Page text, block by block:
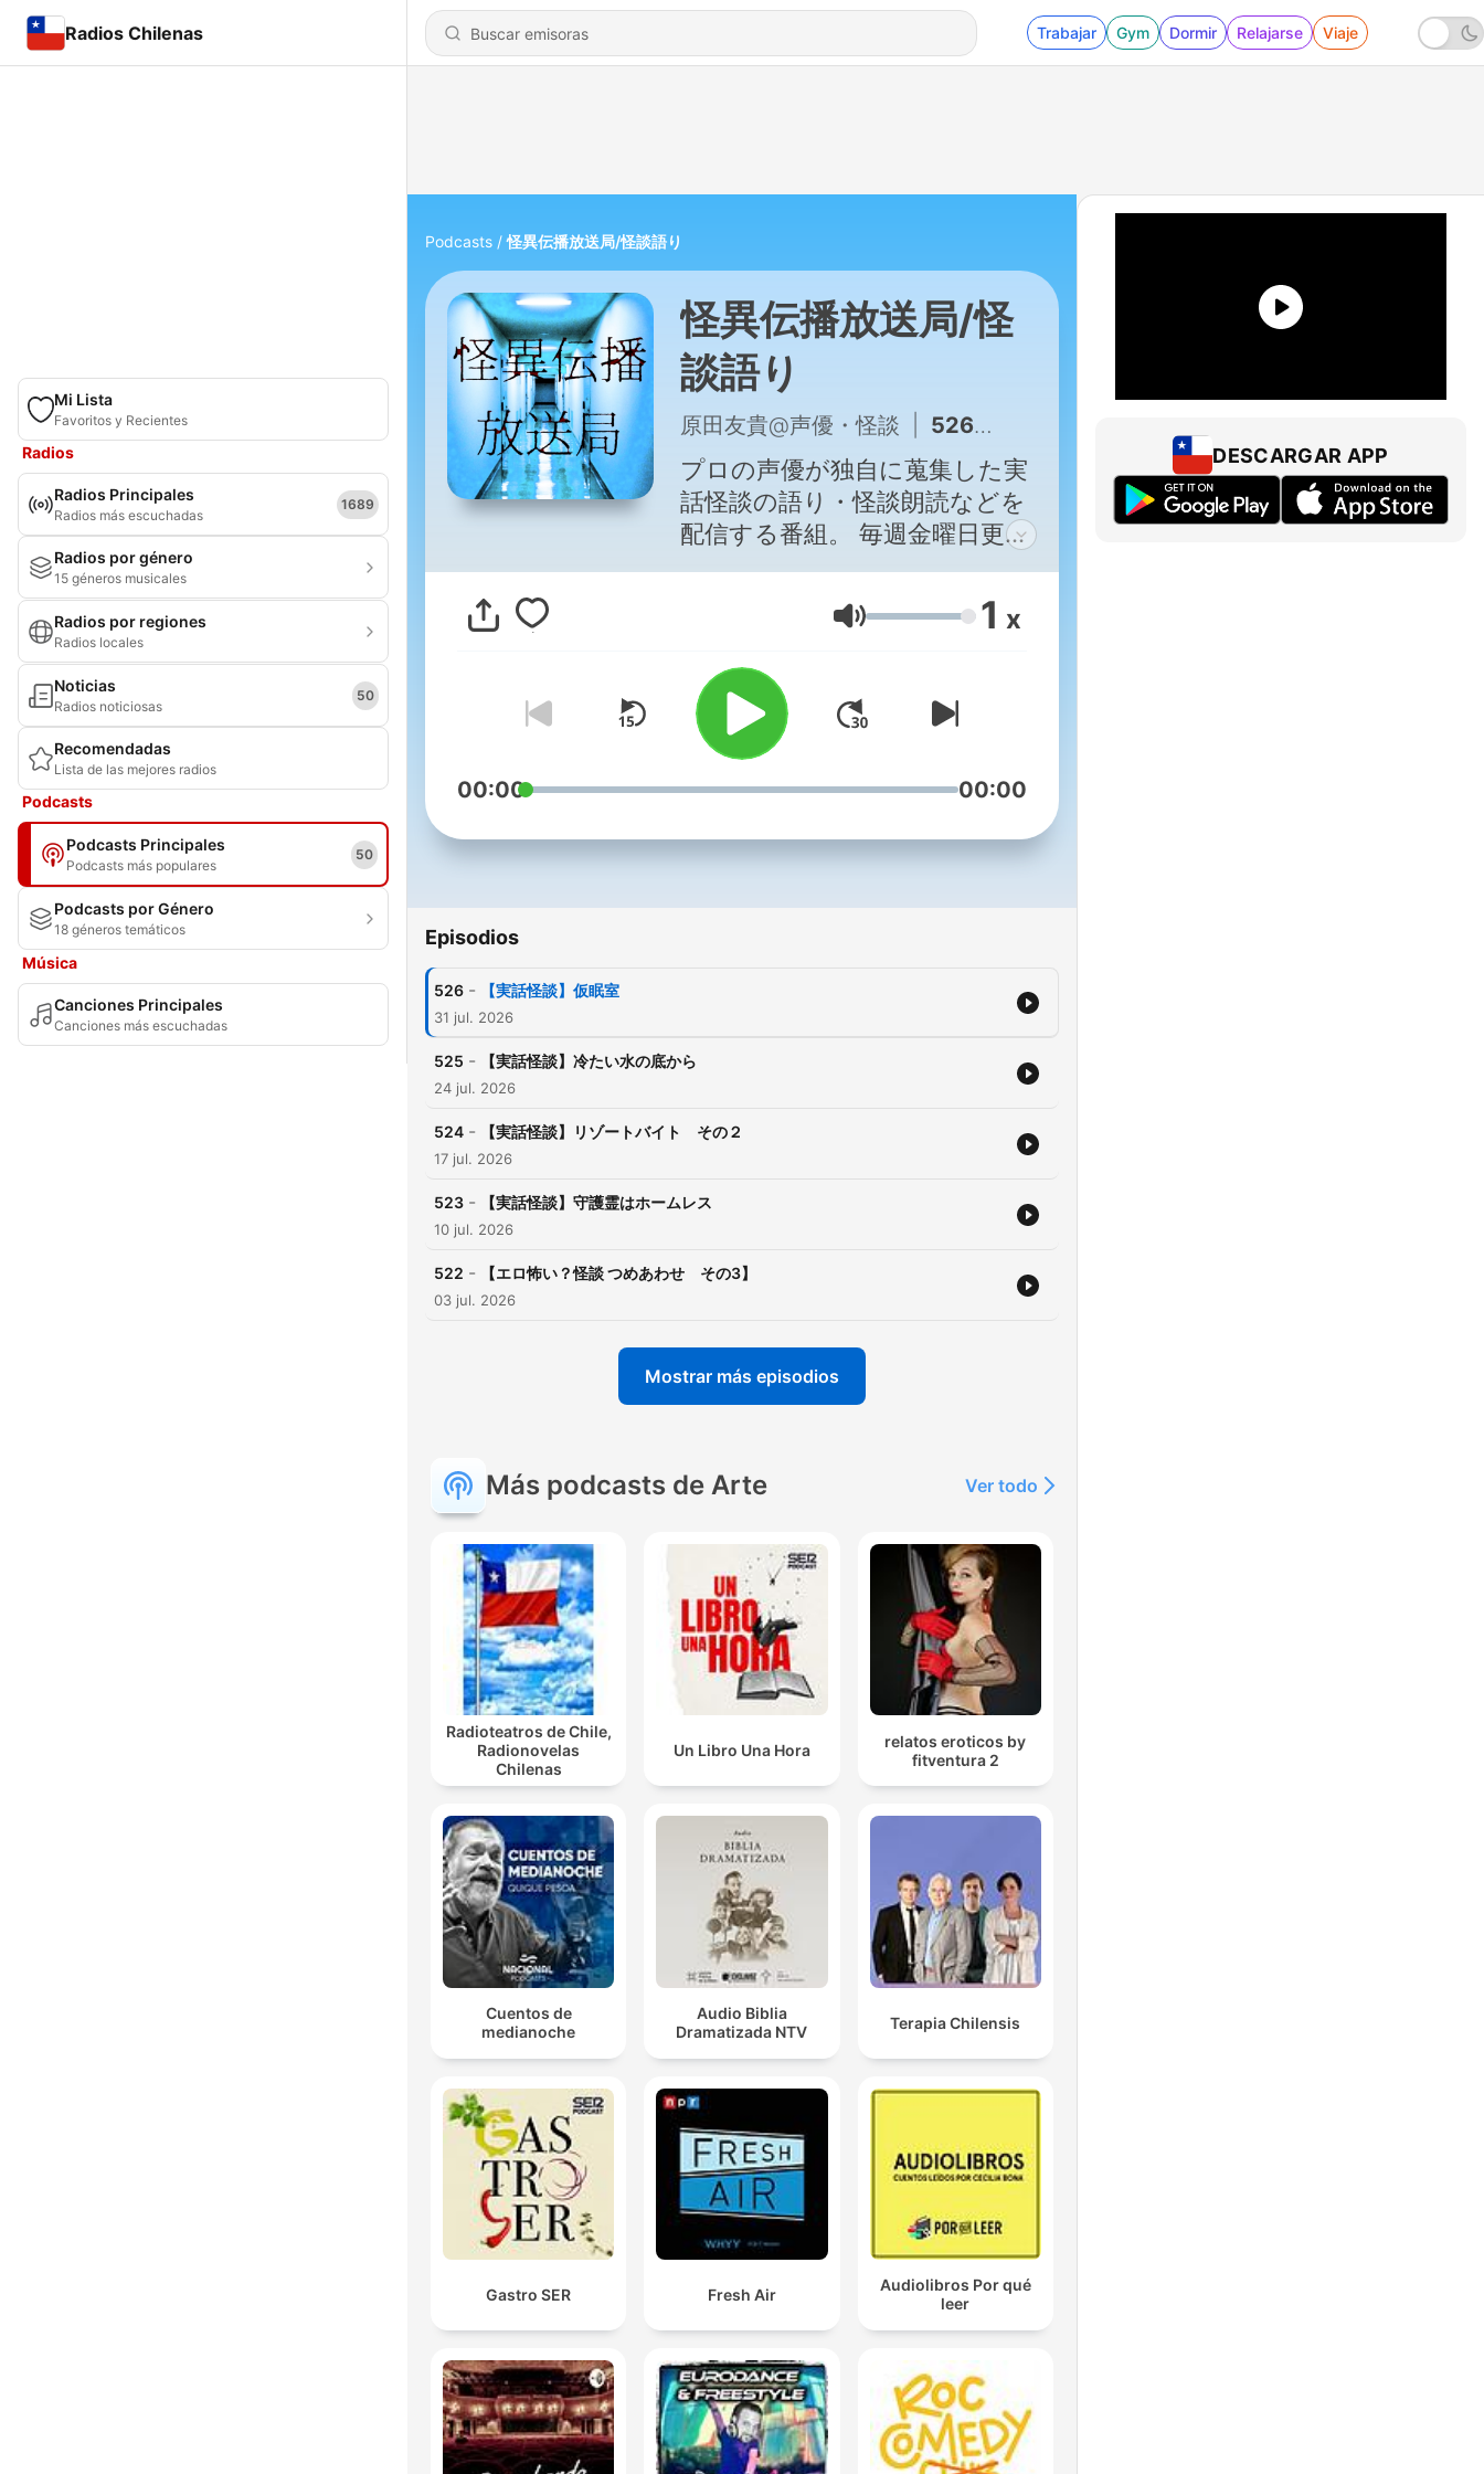
Radios Chilenas Trabajar Gym Dormir Relajarse Viaje
Mi Lista
Favoritos y Recientes
Radios
Radios Principales
Radios más escuchadas
1689
Radios por género
15 géneros musicales
Radios por regiones
Radios locales
Noticias
Radios noticiosas
50
Recomendadas
Lista de las mejores radios
Podcasts
Podcasts Principales
Podcasts más populares
50
Podcasts por Género
18 géneros temáticos
Música
Canciones Principales
Canciones más escuchadas
Podcasts 怪異伝播放送局/怪談語り
怪異伝播放送局/怪
談語り
原田友貴@声優・怪談 526 - 【実話怪談】仮眠室
プロの声優が独自に蒐集した実
話怪談の語り・怪談朗読などを
配信する番組。 毎週金曜日更新
予定。稀に月曜日も。 語り: 原
田友貴/歩サラ/渋谷ひめ/西口有
香/み〜こ/手塚りょうこ/榎津ま
お 他 お便りは
kaiidenpa@gmail.com まで！
Radiotalk・podcast・YouTube
などで配信中
https://www.youtube.com/channel/UCBG-
Twitter @kaiidenpa #怪談 #怖
ルト #声優 #怪談朗読 #心霊
Volumen 1 x
00:00 00:00
Episodios
526 - 【実話怪談】仮眠室
31 jul. 2026
525 - 【実話怪談】冷たい水の底から
24 jul. 2026
524 - 【実話怪談】リゾートバイト その２
17 jul. 2026
523 - 【実話怪談】守護霊はホームレス
10 jul. 2026
522 - 【エロ怖い？怪談 つめあわせ その3】
03 jul. 2026
Mostrar más episodios
Más podcasts de Arte Ver todo
Radioteatros de Chile,
Radionovelas
Chilenas
Un Libro Una Hora
relatos eroticos by
fitventura 2
Cuentos de
medianoche
Audio Biblia
Dramatizada NTV
Terapia Chilensis
Gastro SER Fresh Air
Audiolibros Por qué
leer
DESCARGAR APP